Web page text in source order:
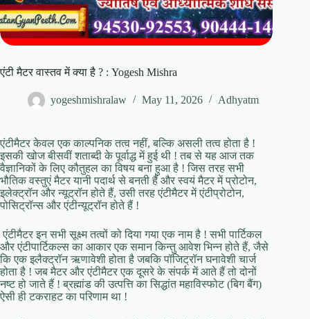
एंटी मैटर वास्तव में क्या है ? : Yogesh Mishra
yogeshmishralaw May 11, 2026 Adhyatm
एंटीमैटर केवल एक काल्पनिक तत्व नहीं, बल्कि असली तत्व होता है !
इसकी खोज बीसवीं शताब्दी के पूर्वाद्ध में हुई थी ! तब से यह आज तक
वैज्ञानिकों के लिए कौतुहल का विषय बना हुआ है ! जिस तरह सभी
भौतिक वस्तुएं मैटर यानी पदार्थ से बनती हैं और स्वयं मैटर में प्रोटोन,
इलेक्ट्रॉन और न्यूट्रॉन होते हैं, उसी तरह एंटीमैटर में एंटीप्रोटोन,
पोसिट्रॉन्स और एंटीन्यूट्रॉन होते हैं !
एंटीमैटर इन सभी सूक्ष्म तत्वों को दिया गया एक नाम है ! सभी पार्टिकल
और एंटीपार्टिकल्स का आकार एक समान किन्तु आवेश भिन्न होते हैं, जैसे
कि एक इलैक्ट्रॉन ऋणावेशी होता है जबकि पॉजिट्रॉन घनावेशी चार्ज
होता है ! जब मैटर और एंटीमैटर एक दूसरे के संपर्क में आते हैं तो दोनों
नष्ट हो जाते हैं ! ब्रह्मांड की उत्पत्ति का सिद्धांत महाविस्फोट (बिग बैंग)
ऐसी ही टकराहट का परिणाम था !